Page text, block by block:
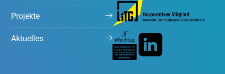
Projekte
Aktuelles